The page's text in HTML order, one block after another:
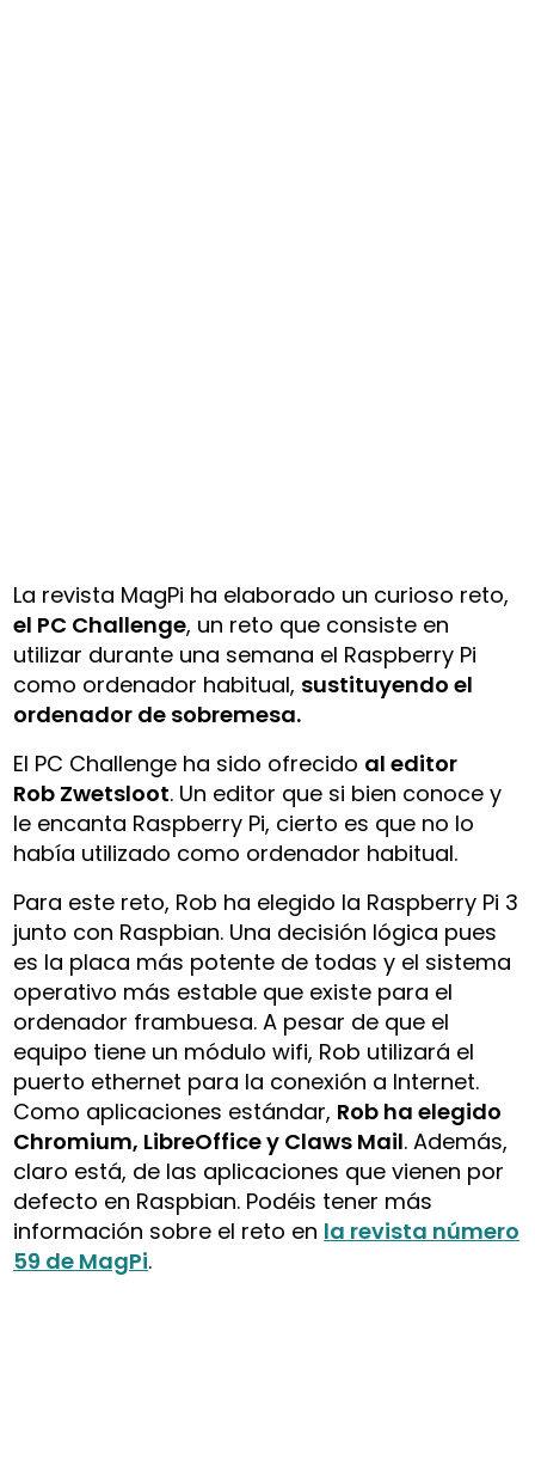
La revista MagPi ha elaborado un curioso reto,
el PC Challenge, un reto que consiste en
utilizar durante una semana el Raspberry Pi
como ordenador habitual, sustituyendo el
ordenador de sobremesa.
El PC Challenge ha sido ofrecido al editor
Rob Zwetsloot. Un editor que si bien conoce y
le encanta Raspberry Pi, cierto es que no lo
había utilizado como ordenador habitual.
Para este reto, Rob ha elegido la Raspberry Pi 3
junto con Raspbian. Una decisión lógica pues
es la placa más potente de todas y el sistema
operativo más estable que existe para el
ordenador frambuesa. A pesar de que el
equipo tiene un módulo wifi, Rob utilizará el
puerto ethernet para la conexión a Internet.
Como aplicaciones estándar, Rob ha elegido
Chromium, LibreOffice y Claws Mail. Además,
claro está, de las aplicaciones que vienen por
defecto en Raspbian. Podéis tener más
información sobre el reto en la revista número
59 de MagPi.